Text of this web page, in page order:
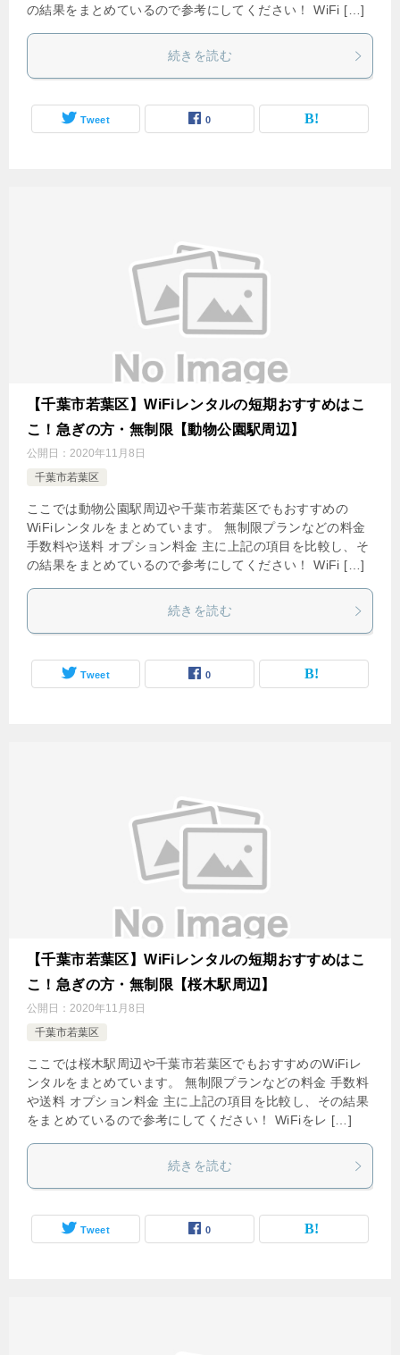
の結果をまとめているので参考にしてください！ WiFi […]
続きを読む
Tweet 0
【千葉市若葉区】WiFiレンタルの短期おすすめはこ
こ！急ぎの方・無制限【動物公園駅周辺】
公開日： 2020年11月8日
千葉市若葉区
ここでは動物公園駅周辺や千葉市若葉区でもおすすめの
WiFiレンタルをまとめています。 無制限プランなどの料金
手数料や送料 オプション料金 主に上記の項目を比較し、そ
の結果をまとめているので参考にしてください！ WiFi […]
続きを読む
Tweet 0
【千葉市若葉区】WiFiレンタルの短期おすすめはこ
こ！急ぎの方・無制限【桜木駅周辺】
公開日： 2020年11月8日
千葉市若葉区
ここでは桜木駅周辺や千葉市若葉区でもおすすめのWiFiレ
ンタルをまとめています。 無制限プランなどの料金 手数料
や送料 オプション料金 主に上記の項目を比較し、その結果
をまとめているので参考にしてください！ WiFiをレ […]
続きを読む
Tweet 0